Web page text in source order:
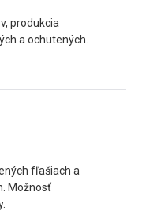
produkcia
a ochutených.
fľašiach a
Možnosť